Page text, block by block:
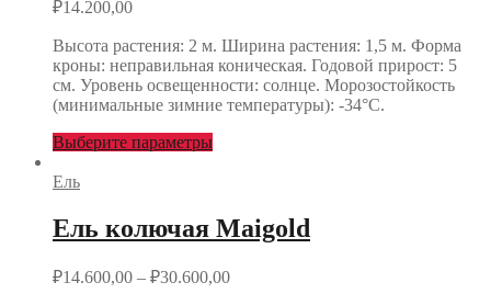
₽14.200,00
Высота растения: 2 м. Ширина растения: 1,5 м. Форма
кроны: неправильная коническая. Годовой прирост: 5
см. Уровень освещенности: солнце. Морозостойкость
(минимальные зимние температуры): -34°С.
Выберите параметры
Ель
Ель колючая Maigold
₽14.600,00 – ₽30.600,00